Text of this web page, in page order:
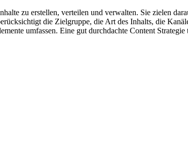
zu erstellen, verteilen und verwalten. Sie zielen
die Zielgruppe, die Art des Inhalts, die
umfassen. Eine gut durchdachte Content